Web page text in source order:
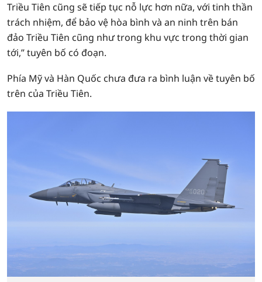
Triều Tiên cũng sẽ tiếp tục nỗ lực hơn nữa, với tinh thần
trách nhiệm, để bảo vệ hòa bình và an ninh trên bán
đảo Triều Tiên cũng như trong khu vực trong thời gian
tới,” tuyên bố có đoạn.
Phía Mỹ và Hàn Quốc chưa đưa ra bình luận về tuyên bố
trên của Triều Tiên.